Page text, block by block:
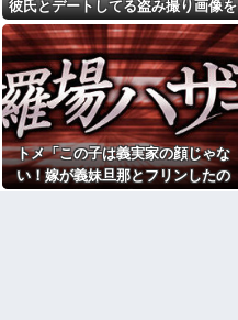
だ。すると、彼が「出産祝いに
人生ゲームをあげるんだ！」と
話してきて...
【速報】れいわ新選組さん
「いのちの党」に改名ｗｗｗｗ
ｗｗｗｗ
【画像】令和最新版のあのち
ゃん、可愛過ぎてワイらにブッ
刺さりまくりw w w w w w
【衝撃】浅田真央ちゃんの婚
活条件がこちら←むしろコレは
彼氏とデートしてる盗み撮り画像を
見せて「あとはわかるよね？とりあ
えず5万を家に持ってきて」と脅し
てきた
トメ「この子は義実家の顔じゃな
い！嫁が義妹旦那とフリンしたの